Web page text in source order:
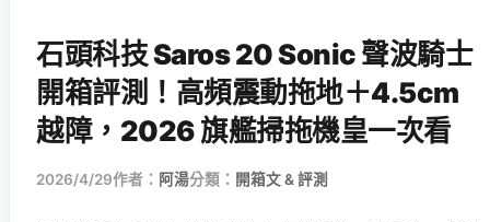
石頭科技 Saros 20 Sonic 聲波騎士
開箱評測！高頻震動拖地＋4.5cm
越障，2026 旗艦掃拖機皇一次看
2026/4/29作者： 阿湯分類： 開箱文 & 評測